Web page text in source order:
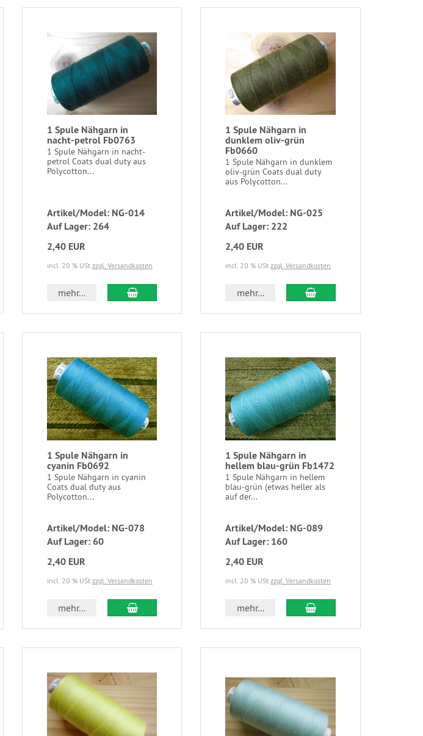
1 Spule Nähgarn in
nacht-petrol Fb0763
1 Spule Nähgarn in nacht-
petrol Coats dual duty aus
Polycotton...
Artikel/Model: NG-014
Auf Lager: 264
2,40 EUR
incl. 20 % USt zzgl. Versandkosten
mehr...
1 Spule Nähgarn in
dunklem oliv-grün
Fb0660
1 Spule Nähgarn in dunklem
oliv-grün Coats dual duty
aus Polycotton...
Artikel/Model: NG-025
Auf Lager: 222
2,40 EUR
incl. 20 % UStzzgl. Versandkosten
mehr...
1 Spule Nähgarn in
cyanin Fb0692
1 Spule Nähgarn in cyanin
Coats dual duty aus
Polycotton...
Artikel/Model: NG-078
Auf Lager: 60
2,40 EUR
incl. 20 % USt zzgl. Versandkosten
mehr...
1 Spule Nähgarn in
hellem blau-grün Fb1472
1 Spule Nähgarn in hellem
blau-grün (etwas heller als
auf der...
Artikel/Model: NG-089
Auf Lager: 160
2,40 EUR
incl. 20 % UStzzgl. Versandkosten
mehr...